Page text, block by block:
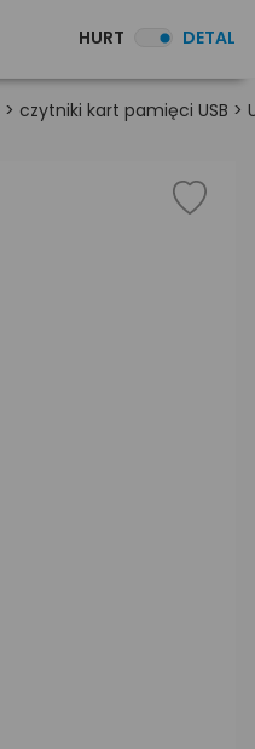
HURT DETAL
> czytniki kart pamięci USB >